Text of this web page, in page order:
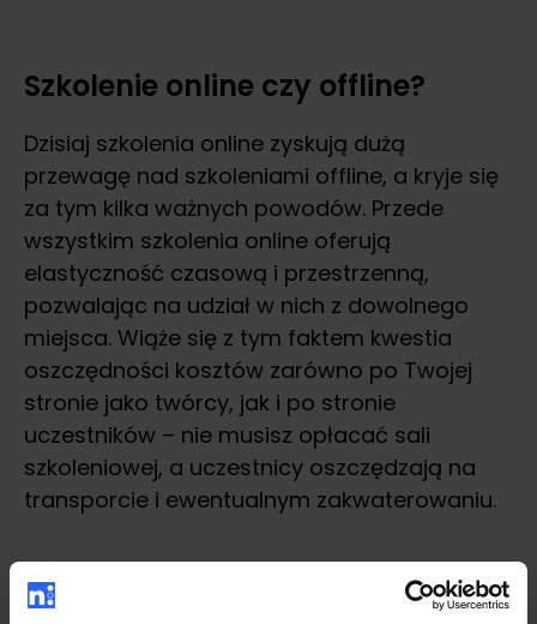
Szkolenie online czy offline?
Dzisiaj szkolenia online zyskują dużą
przewagę nad szkoleniami offline, a kryje się
za tym kilka ważnych powodów. Przede
wszystkim szkolenia online oferują
elastyczność czasową i przestrzenną,
pozwalając na udział w nich z dowolnego
miejsca. Wiąże się z tym faktem kwestia
oszczędności kosztów zarówno po Twojej
stronie jako twórcy, jak i po stronie
uczestników – nie musisz opłacać sali
szkoleniowej, a uczestnicy oszczędzają na
transporcie i ewentualnym zakwaterowaniu.
Mogłoby się wydawać, że to szkolenia offline
zapewniają bardziej bezpośrednią interakcję